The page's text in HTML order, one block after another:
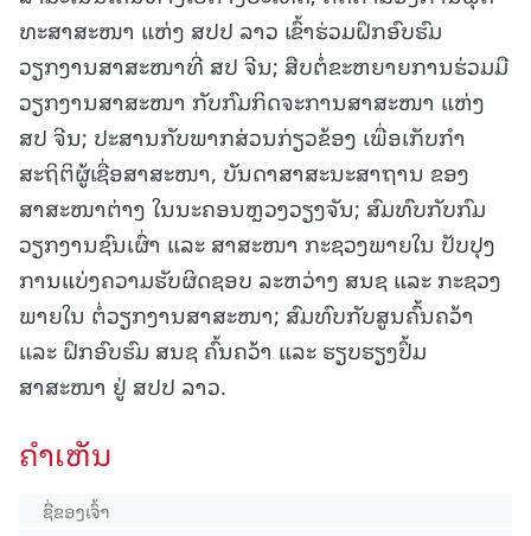
ທະສາສະໜາ ແຫ່ງ ສປປ ລາວ ເຂົ້າຮ່ວມຝຶກອົບຮົມ
ວຽກງານສາສະໜາທີ່ ສປ ຈີນ; ສືບຕໍ່ຂະຫຍາຍການຮ່ວມມື
ວຽກງານສາສະໜາ ກັບກົມກິດຈະການສາສະໜາ ແຫ່ງ
ສປ ຈີນ; ປະສານກັບພາກສ່ວນກ່ຽວຂ້ອງ ເພື່ອເກັບກໍາ
ສະຖິຕິຜູ້ເຊື່ອສາສະໜາ, ບັນດາສາສະນະສາຖານ ຂອງ
ສາສະໜາຕ່າງ ໃນນະຄອນຫຼວງວຽງຈັນ; ສົມທົບກັບກົມ
ວຽກງານຊົນເຜົ່າ ແລະ ສາສະໜາ ກະຊວງພາຍໃນ ປັບປຸງ
ການແບ່ງຄວາມຮັບຜິດຊອບ ລະຫວ່າງ ສນຊ ແລະ ກະຊວງ
ພາຍໃນ ຕໍ່ວຽກງານສາສະໜາ; ສົມທົບກັບສູນຄົ້ນຄວ້າ
ແລະ ຝຶກອົບຮົມ ສນຊ ຄົ້ນຄວ້າ ແລະ ຮຽບຮຽງປຶ້ມ
ສາສະໜາ ຢູ່ ສປປ ລາວ.
ຄໍາເຫັນ